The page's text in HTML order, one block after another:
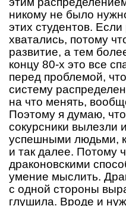
никому не было
этих студентов.
хватались, потому
развитие, а тем
концу 80-х это все
перед проблемой,
систему
на что менять,
Поэтому я думаю,
сокурсники вылезли
успешными людьми,
и так далее. Потому
драконовскими
умение мыслить.
с одной стороны
глушила. Вроде и